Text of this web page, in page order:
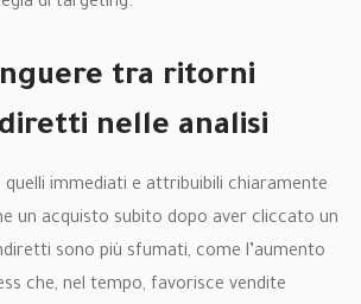
tra ritorni
nelle analisi
immediati e attribuibili chiaramente
un acquisto subito dopo aver cliccato un
sono più sfumati, come l’aumento
che, nel tempo, favorisce vendite